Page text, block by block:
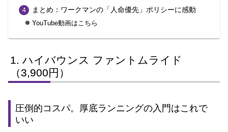
まとめ：ワークマンの「人命優先」ポリシーに感動
YouTube動画はこちら
ハイバウンス ファントムライド
（3,900円）
圧倒的コスパ。厚底ランニングの入門はこれで
いい